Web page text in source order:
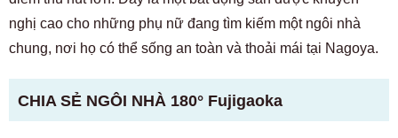
nghị cao cho những phụ nữ đang tìm kiếm một ngôi nhà
chung, nơi họ có thể sống an toàn và thoải mái tại Nagoya.
CHIA SẺ NGÔI NHÀ 180° Fujigaoka
03-6712-4344